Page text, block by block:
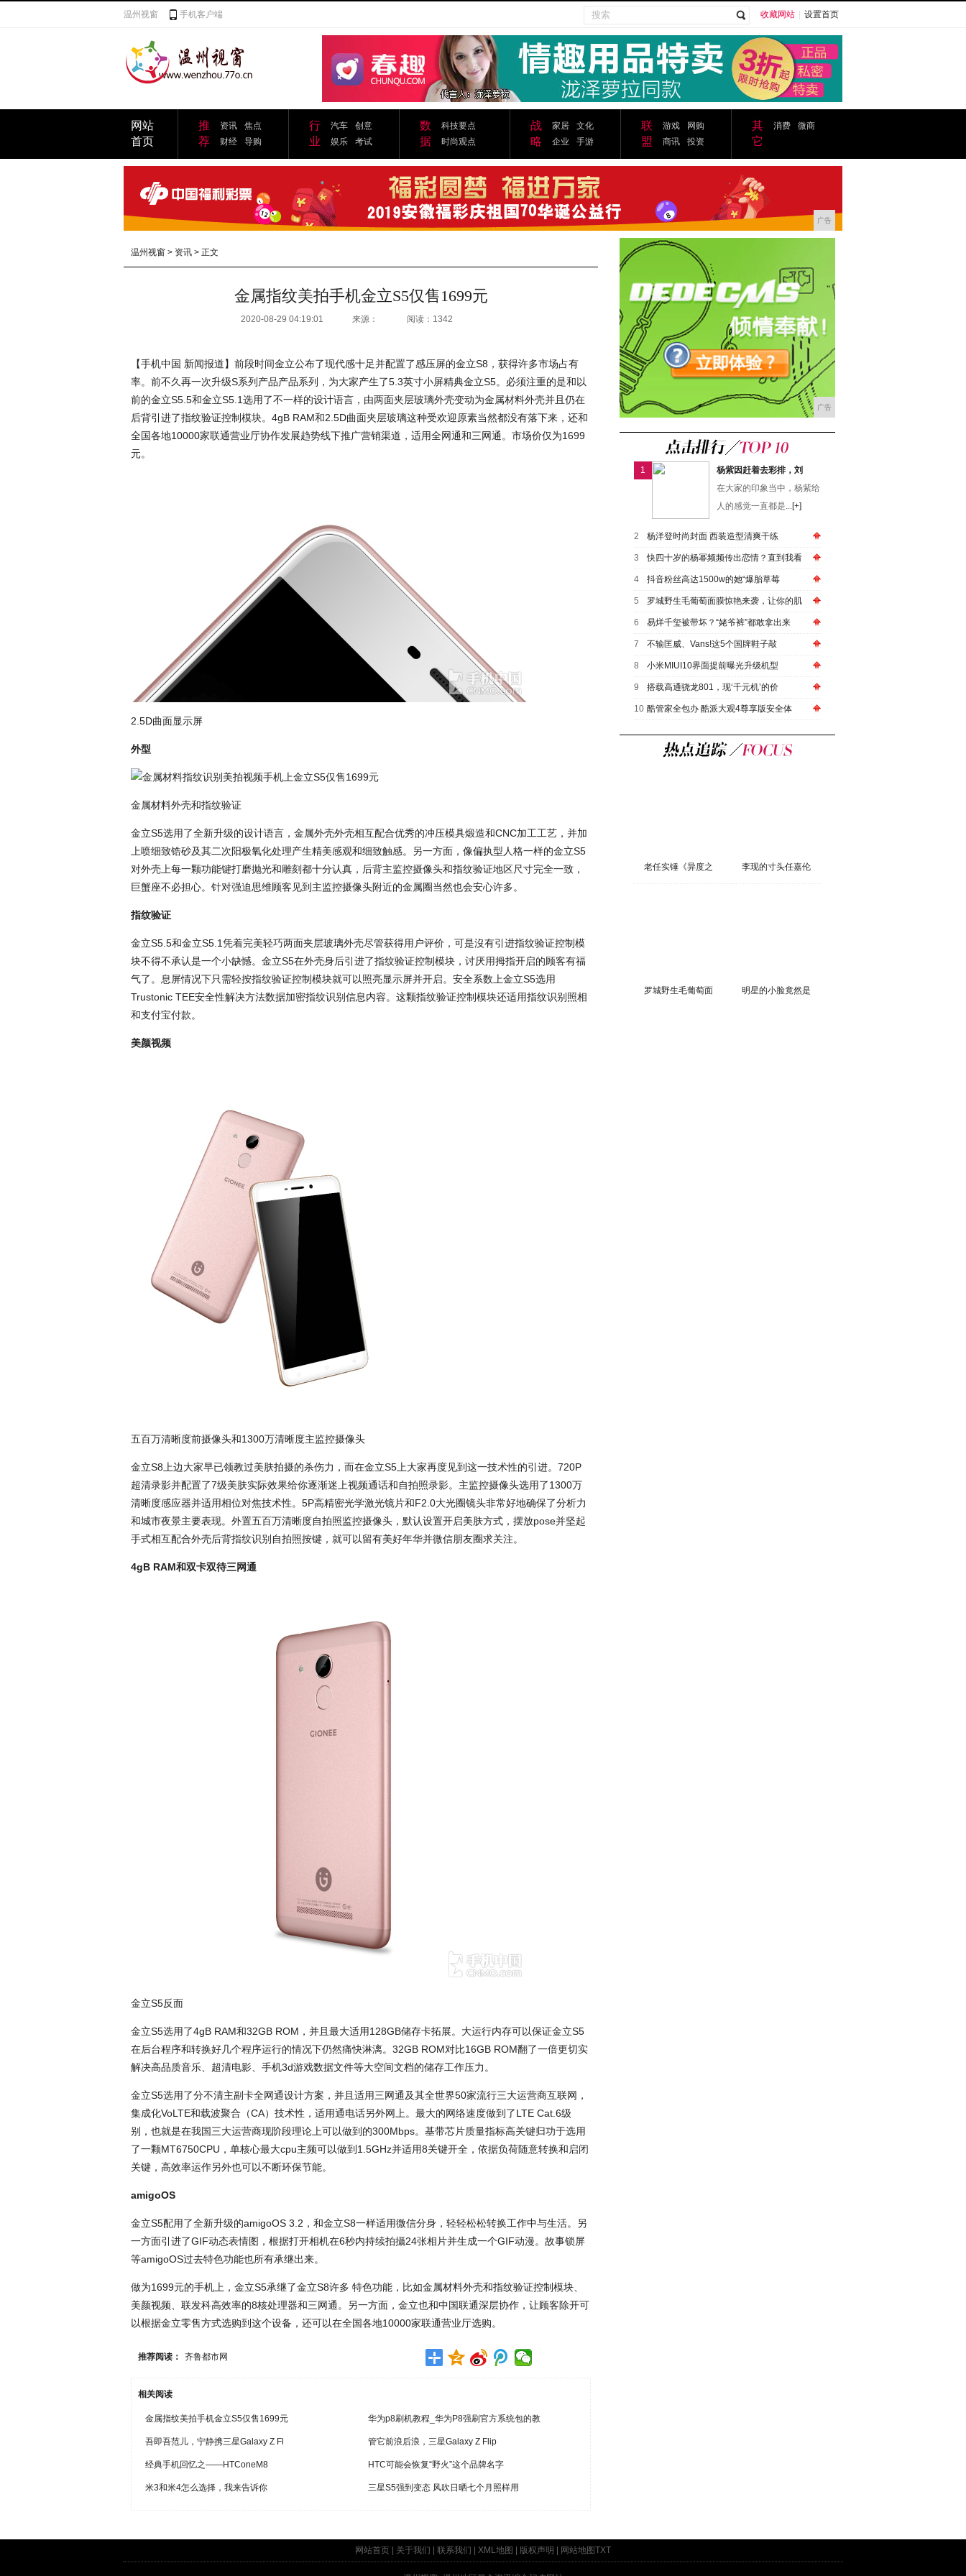
温州视窗 手机客户端 收藏网站 设置首页
网站
首页
推
荐
资讯
焦点
财经
导购
行
业
汽车
创意
娱乐
考试
数
据
科技要点
时尚观点
战
略
家居
文化
企业
手游
联
盟
游戏
网购
商讯
投资
其
它
消费 微商
广告
温州视窗 > 资讯 > 正文
金属指纹美拍手机金立S5仅售1699元
2020-08-29 04:19:01 来源： 阅读：1342
【手机中国 新闻报道】前段时间金立公布了现代感十足并配置了感压屏的金立S8，获得许多市场占有
率。前不久再一次升级S系列产品产品系列，为大家产生了5.3英寸小屏精典金立S5。必须注重的是和以
前的金立S5.5和金立S5.1选用了不一样的设计语言，由两面夹层玻璃外壳变动为金属材料外壳并且仍在
后背引进了指纹验证控制模块。4gB RAM和2.5D曲面夹层玻璃这种受欢迎原素当然都没有落下来，还和
全国各地10000家联通营业厅协作发展趋势线下推广营销渠道，适用全网通和三网通。市场价仅为1699
元。
2.5D曲面显示屏
外型
金属材料外壳和指纹验证
金立S5选用了全新升级的设计语言，金属外壳外壳相互配合优秀的冲压模具煅造和CNC加工工艺，并加
上喷细致锆砂及其二次阳极氧化处理产生精美感观和细致触感。另一方面，像偏执型人格一样的金立S5
对外壳上每一颗功能键打磨抛光和雕刻都十分认真，后背主监控摄像头和指纹验证地区尺寸完全一致，
巨蟹座不必担心。针对强迫思维顾客见到主监控摄像头附近的金属圈当然也会安心许多。
指纹验证
金立S5.5和金立S5.1凭着完美轻巧两面夹层玻璃外壳尽管获得用户评价，可是沒有引进指纹验证控制模
块不得不承认是一个小缺憾。金立S5在外壳身后引进了指纹验证控制模块，讨厌用拇指开启的顾客有福
气了。息屏情况下只需轻按指纹验证控制模块就可以照亮显示屏并开启。安全系数上金立S5选用
Trustonic TEE安全性解决方法数据加密指纹识别信息内容。这颗指纹验证控制模块还适用指纹识别照相
和支付宝付款。
美颜视频
五百万清晰度前摄像头和1300万清晰度主监控摄像头
金立S8上边大家早已领教过美肤拍摄的杀伤力，而在金立S5上大家再度见到这一技术性的引进。720P
超清录影并配置了7级美肤实际效果给你逐渐迷上视频通话和自拍照录影。主监控摄像头选用了1300万
清晰度感应器并适用相位对焦技术性。5P高精密光学激光镜片和F2.0大光圈镜头非常好地确保了分析力
和城市夜景主要表现。外置五百万清晰度自拍照监控摄像头，默认设置开启美肤方式，摆放pose并坚起
手式相互配合外壳后背指纹识别自拍照按键，就可以留有美好年华并微信朋友圈求关注。
4gB RAM和双卡双待三网通
金立S5反面
金立S5选用了4gB RAM和32GB ROM，并且最大适用128GB储存卡拓展。大运行内存可以保证金立S5
在后台程序和转换好几个程序运行的情况下仍然痛快淋漓。32GB ROM对比16GB ROM翻了一倍更切实
解决高品质音乐、超清电影、手机3d游戏数据文件等大空间文档的储存工作压力。
金立S5选用了分不清主副卡全网通设计方案，并且适用三网通及其全世界50家流行三大运营商互联网，
集成化VoLTE和载波聚合（CA）技术性，适用通电话另外网上。最大的网络速度做到了LTE Cat.6级
别，也就是在我国三大运营商现阶段理论上可以做到的300Mbps。基带芯片质量指标高关键归功于选用
了一颗MT6750CPU，单核心最大cpu主频可以做到1.5GHz并适用8关键开全，依据负荷随意转换和启闭
关键，高效率运作另外也可以不断环保节能。
amigoOS
金立S5配用了全新升级的amigoOS 3.2，和金立S8一样适用微信分身，轻轻松松转换工作中与生活。另
一方面引进了GIF动态表情图，根据打开相机在6秒内持续拍攝24张相片并生成一个GIF动漫。故事锁屏
等amigoOS过去特色功能也所有承继出来。
做为1699元的手机上，金立S5承继了金立S8许多 特色功能，比如金属材料外壳和指纹验证控制模块、
美颜视频、联发科高效率的8核处理器和三网通。另一方面，金立也和中国联通深层协作，让顾客除开可
以根据金立零售方式选购到这个设备，还可以在全国各地10000家联通营业厅选购。
推荐阅读： 齐鲁都市网
相关阅读
金属指纹美拍手机金立S5仅售1699元 华为p8刷机教程_华为P8强刷官方系统包的教
吾即吾范儿，宁静携三星Galaxy Z Fl 管它前浪后浪，三星Galaxy Z Flip
经典手机回忆之——HTConeM8 HTC可能会恢复“野火”这个品牌名字
米3和米4怎么选择，我来告诉你 三星S5强到变态 风吹日晒七个月照样用
广告
1
杨紫因赶着去彩排，刘
在大家的印象当中，杨紫给
人的感觉一直都是...[+]
2 杨洋登时尚封面 西装造型清爽干练
3 快四十岁的杨幂频频传出恋情？直到我看
4 抖音粉丝高达1500w的她“爆胎草莓
5 罗城野生毛葡萄面膜惊艳来袭，让你的肌
6 易烊千玺被带坏？“姥爷裤”都敢拿出来
7 不输匡威、Vans!这5个国牌鞋子敲
8 小米MIUI10界面提前曝光升级机型
9 搭载高通骁龙801，现‘千元机’的价
10 酷管家全包办 酷派大观4尊享版安全体
老任实锤《异度之 李现的寸头任嘉伦
罗城野生毛葡萄面 明星的小脸竟然是
网站首页 关于我们 联系我们 XML地图 版权声明 网站地图TXT